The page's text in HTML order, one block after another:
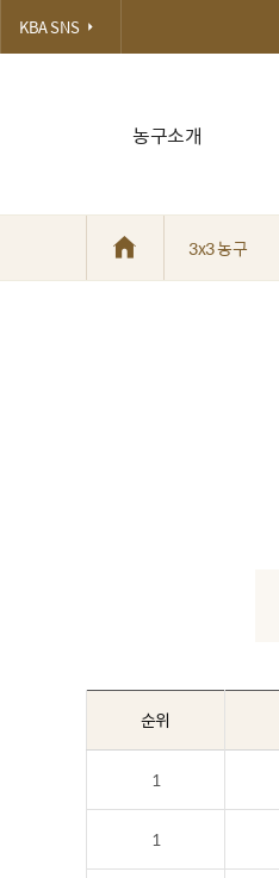
농구소개
KBA SNS
3x3 농구
순위
1
1